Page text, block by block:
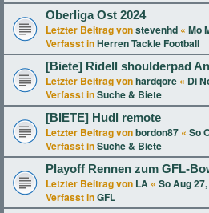
Oberliga Ost 2024
Letzter Beitrag vonstevenhd « Mo
Verfasst inHerren Tackle Football
[Biete] Ridell shoulderpad
Letzter Beitrag vonhardqore « Di
Verfasst inSuche & Biete
[BIETE] Hudl remote
Letzter Beitrag vonbordon87 « So
Verfasst inSuche & Biete
Playoff Rennen zum GFL-
Letzter Beitrag von LA « So Aug
Verfasst inGFL